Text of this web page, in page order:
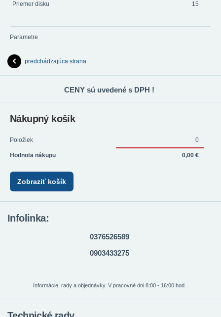
Priemer disku 15
Parametre
predchádzajúca strana
CENY sú uvedené s DPH !
Nákupný košík
Položiek 0
Hodnota nákupu 0,00 €
Zobraziť košík
Infolinka:
0376526589
0903433275
Informácie, rady a objednávky. V pracovné dni 8:00 - 16:00 hod.